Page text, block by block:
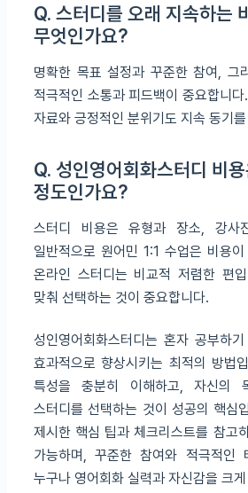
Q. 스터디를 오래 지속하는
무엇인가요?
명확한 목표 설정과 꾸준한 참여, 그
적극적인 소통과 피드백이 중요합니
자료와 긍정적인 분위기도 지속 동기
Q. 성인영어회화스터디 비
정도인가요?
스터디 비용은 유형과 장소, 강사
일반적으로 원어민 1:1 수업은 비용
온라인 스터디는 비교적 저렴한 편
맞춰 선택하는 것이 중요합니다.
성인영어회화스터디는 혼자 공부하
효과적으로 향상시키는 최적의 방법
특성을 충분히 이해하고, 자신의
스터디를 선택하는 것이 성공의 핵심
제시한 핵심 팁과 체크리스트를 참고
가능하며, 꾸준한 참여와 적극적인
누구나 영어회화 실력과 자신감을 크